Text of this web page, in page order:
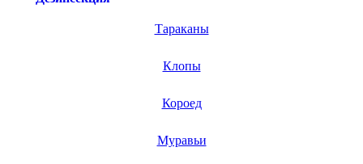
Тараканы
Клопы
Короед
Муравьи